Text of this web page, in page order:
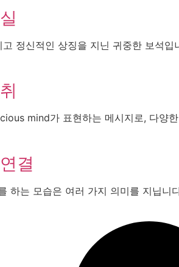
정신적인 상징을 지닌 귀중한 보석
mind가 표현하는 메시지로, 다양
결
하는 모습은 여러 가지 의미를 지닙니